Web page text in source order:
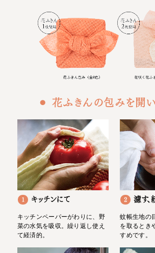
⚫︎ 花ふきんの包みを開
1 キッチンにて
キッチンペーパーがわりに、野
菜の水気を吸収。繰り返し使え
て経済的。
2 濾す、
蚊帳生地の
を取るとき
すめです。